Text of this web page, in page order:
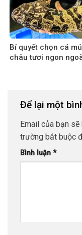
Bí quyết chọn cá
châu tươi ngon
Để lại một
Email của bạn
trường bắt buộc
Bình luận *